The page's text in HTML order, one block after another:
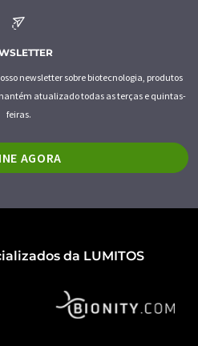
newsletter sobre biotecnologia, produtos
atualizado todas as terças e quintas-
feiras.
AGORA
da LUMITOS